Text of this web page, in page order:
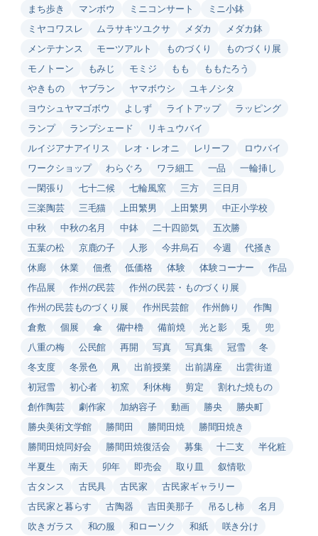
まち歩き
マンボウ ミニコンサート
ミニ小鉢
ミヤコワスレ
ムラサキツユクサ メダカ
メダカ鉢
メンテナンス
モーツアルト ものづくり
ものづくり展
モノトーン
もみじ モミジ もも
ももたろう
やきもの
ヤブラン ヤマボウシ
ユキノシタ
ヨウシュヤマゴボウ
よしず ライトアップ
ラッピング
ランプ
ランプシェード
リキュウバイ
ルイジアナアイリス
レオ・レオニ レリーフ
ロウバイ
ワークショップ
わらぐろ ワラ細工 一品
一輪挿し
一閑張り
七十二候 七輪風窯 三方
三日月
三楽陶芸
三毛猫 上田繁男 上田繁男
中正小学校
中秋
中秋の名月 中鉢 二十四節気
五次勝
五葉の松
京鹿の子 人形 今井烏石 今週
代掻き
休廊
休業 佃煮 低価格 体験 体験コーナー
作品
作品展
作州の民芸
作州の民芸・ものづくり展
作州の民芸ものづくり展
作州民芸館 作州飾り
作陶
倉敷
個展 傘 備中櫓 備前焼 光と影 兎
兜
八重の梅
公民館 再開 写真 写真集 冠雪
冬
冬支度
冬景色 凧 出前授業 出前講座
出雲街道
初冠雪
初心者 初窯 利休梅 剪定
割れた焼もの
創作陶芸
劇作家 加納容子 動画 勝央
勝央町
勝央美術文学館
勝間田 勝間田焼
勝間田焼き
勝間田焼同好会
勝間田焼復活会 募集 十二支
半化粧
半夏生
南天 卯年 即売会 取り皿
叙情歌
古タンス
古民具 古民家
古民家ギャラリー
古民家と暮らす
古陶器 吉田美那子 吊るし柿
名月
吹きガラス
和の服 和ローソク 和紙 咲き分け